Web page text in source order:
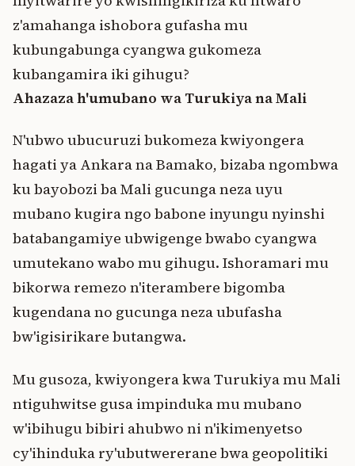
z'amahanga ishobora gufasha mu
kubungabunga cyangwa gukomeza
kubangamira iki gihugu?
Ahazaza h'umubano wa Turukiya na Mali
N'ubwo ubucuruzi bukomeza kwiyongera
hagati ya Ankara na Bamako, bizaba ngombwa
ku bayobozi ba Mali gucunga neza uyu
mubano kugira ngo babone inyungu nyinshi
batabangamiye ubwigenge bwabo cyangwa
umutekano wabo mu gihugu. Ishoramari mu
bikorwa remezo n'iterambere bigomba
kugendana no gucunga neza ubufasha
bw'igisirikare butangwa.
Mu gusoza, kwiyongera kwa Turukiya mu Mali
ntiguhwitse gusa impinduka mu mubano
w'ibihugu bibiri ahubwo ni n'ikimenyetso
cy'ihinduka ry'ubutwererane bwa geopolitiki